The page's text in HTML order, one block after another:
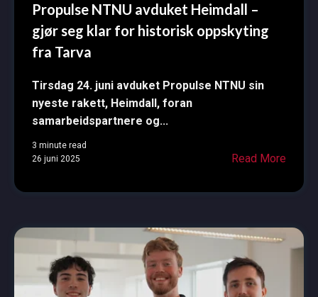
Propulse NTNU avduket Heimdall –
gjør seg klar for historisk oppskyting
fra Tarva
Tirsdag 24. juni avduket Propulse NTNU sin
nyeste rakett, Heimdall, foran
samarbeidspartnere og...
3 minute read
26 juni 2025
Read More